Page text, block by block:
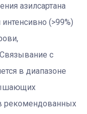
азилсартана
(>99%)
с
в диапазоне
рекомендованных